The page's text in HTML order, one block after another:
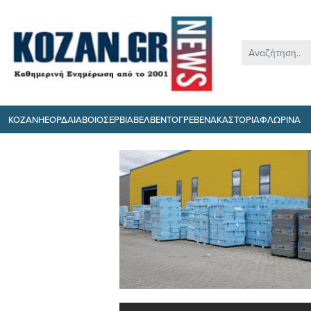
ΚΟΖΑΝΗΕΟΡΔΑΙΑΒΟΙΟΣΕΡΒΙΑΒΕΛΒΕΝΤΟΓΡΕΒΕΝΑΚΑΣΤΟΡΙΑΦΛΩΡΙΝΑ